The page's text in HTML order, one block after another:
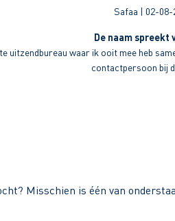
Safaa | 02-08-
De naam spreekt
uitzendbureau waar ik ooit mee heb
contactpersoon bij
Misschien is één van